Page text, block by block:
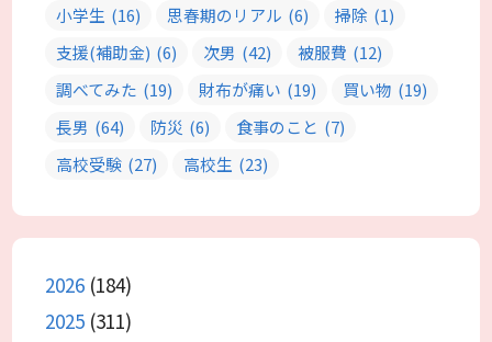
小学生 (16) 思春期のリアル (6) 掃除 (1)
支援(補助金) (6) 次男 (42) 被服費 (12)
調べてみた (19) 財布が痛い (19) 買い物 (19)
長男 (64) 防災 (6) 食事のこと (7)
高校受験 (27) 高校生 (23)
2026 (184)
2025 (311)